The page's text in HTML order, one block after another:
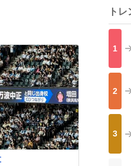
ト
1
2
3